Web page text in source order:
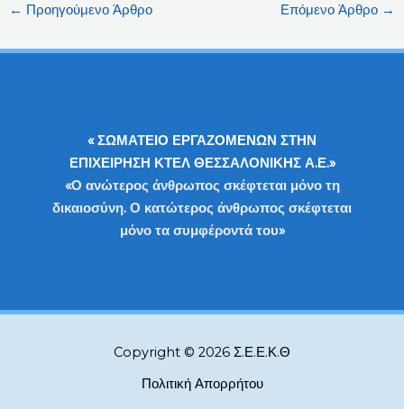
← Προηγούμενο Άρθρο Επόμενο Άρθρο →
« ΣΩΜΑΤΕΙΟ ΕΡΓΑΖΟΜΕΝΩΝ ΣΤΗΝ
ΕΠΙΧΕΙΡΗΣΗ ΚΤΕΛ ΘΕΣΣΑΛΟΝΙΚΗΣ Α.Ε.»
«Ο ανώτερος άνθρωπος σκέφτεται μόνο τη
δικαιοσύνη. Ο κατώτερος άνθρωπος σκέφτεται
μόνο τα συμφέροντά του»
Copyright © 2026 Σ.Ε.Ε.Κ.Θ
Πολιτική Απορρήτου